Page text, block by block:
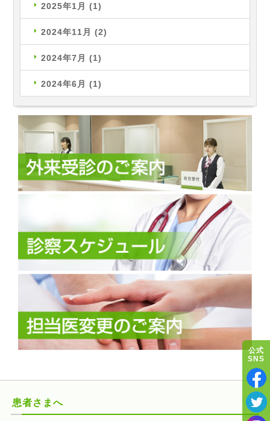
2025年1月 (1)
2024年11月 (2)
2024年7月 (1)
2024年6月 (1)
患者さまへ
公式
SNS